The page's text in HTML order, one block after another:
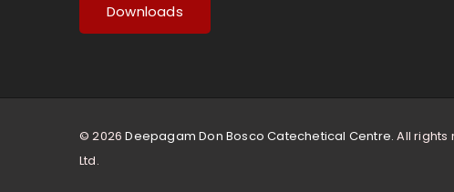
Downloads
© 2026Deepagam Don Bosco Catechetical Centre. All rights
Ltd.